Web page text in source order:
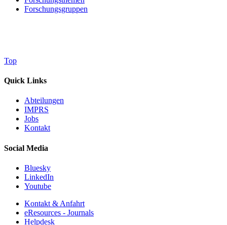
Forschungsgruppen
Top
Quick Links
Abteilungen
IMPRS
Jobs
Kontakt
Social Media
Bluesky
LinkedIn
Youtube
Kontakt & Anfahrt
eResources - Journals
Helpdesk